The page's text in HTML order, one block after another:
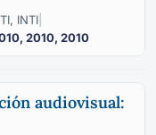
INTI
2010, 2010
audiovisual: